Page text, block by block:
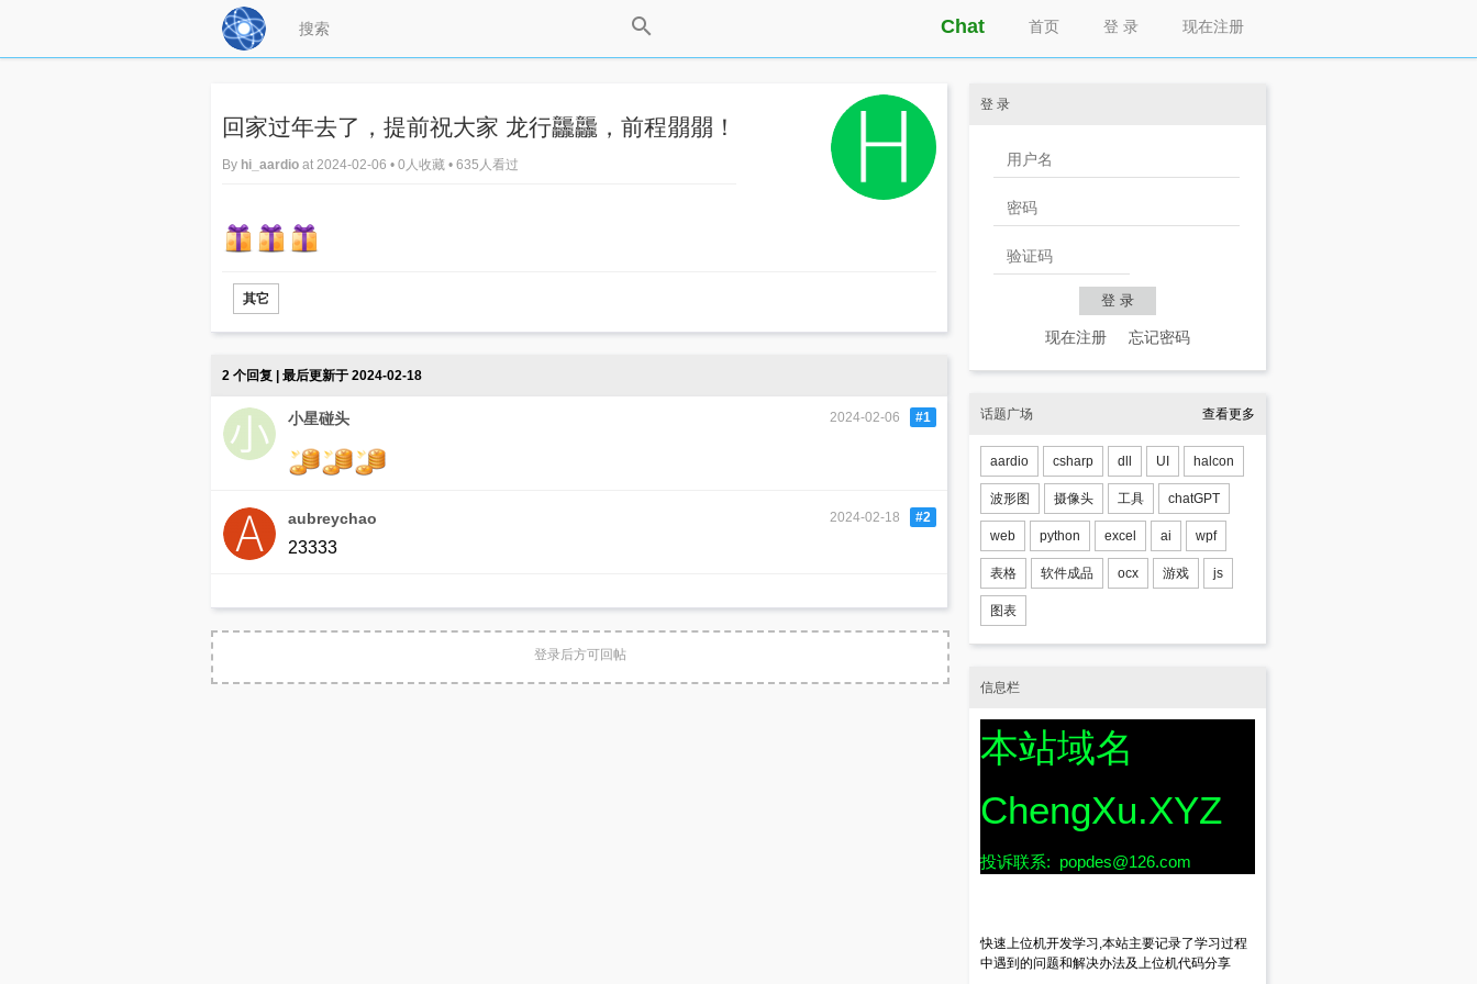
现在注册
登 录
首页
Chat
回家过年去了，提前祝大家 龙行龘龘，前程朤朤！
By hi_aardio at 2024-02-06 • 0人收藏 • 635人看过
其它
2 个回复 | 最后更新于 2024-02-18
小星碰头 2024-02-06 #1
aubreychao 2024-02-18 #2
23333
登录后方可回帖
登 录
现在注册 忘记密码
话题广场 查看更多
aardio csharp dll UI halcon
波形图 摄像头 工具 chatGPT
web python excel ai wpf
表格 软件成品 ocx 游戏 js
图表
信息栏
本站域名
ChengXu.XYZ
投诉联系: popdes@126.com
快速上位机开发学习,本站主要记录了学习过程
中遇到的问题和解决办法及上位机代码分享